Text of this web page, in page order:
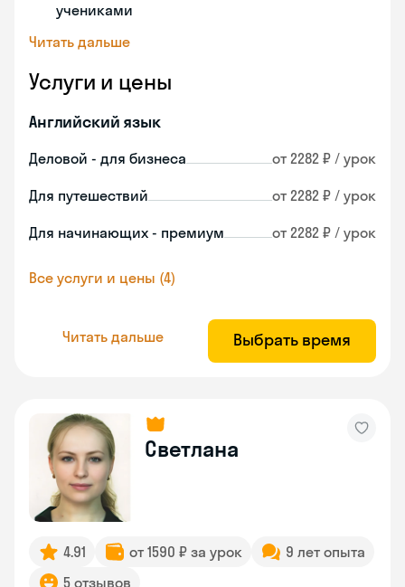
учениками
Читать дальше
Услуги и цены
Английский язык
Деловой - для бизнеса от 2282 ₽ / урок
Для путешествий от 2282 ₽ / урок
Для начинающих - премиум от 2282 ₽ / урок
Все услуги и цены (4)
Читать дальше Выбрать время
Светлана
4.91 от 1590 ₽ за урок
9 лет опыта
5 отзывов